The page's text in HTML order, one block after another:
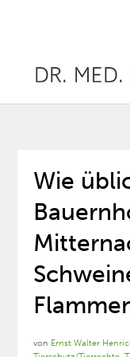
Wie
von Ernst Walter